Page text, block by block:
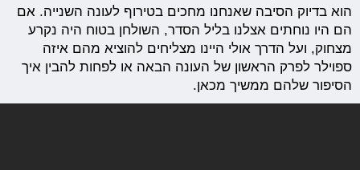
הוא בדיוק הסיבה שאנחנו מחכים בטירוף לעונה השנייה. אם
הם היו נוחתים אצלנו בליל הסדר, השולחן בטוח היה נקרע
מצחוק, ועל הדרך אולי היינו מצליחים להוציא מהם איזה
ספוילר לפרק הראשון של העונה הבאה או לפחות להבין איך
הסיפור שלהם ממשיך מכאן.